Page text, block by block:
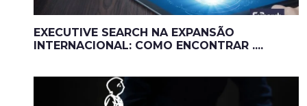
EXECUTIVE SEARCH NA EXPANSÃO
INTERNACIONAL: COMO ENCONTRAR ....